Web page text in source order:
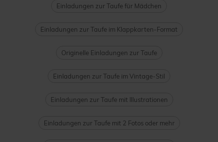
Einladungen zur Taufe für Mädchen
Einladungen zur Taufe im Klappkarten-Format
Originelle Einladungen zur Taufe
Einladungen zur Taufe im Vintage-Stil
Einladungen zur Taufe mit Illustrationen
Einladungen zur Taufe mit 2 Fotos oder mehr